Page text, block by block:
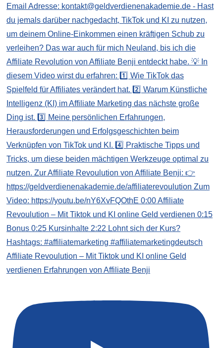
Affiliate Revoulution – Mit Tiktok und KI online Geld
verdienen Erfahrungen von Affiliate Benji